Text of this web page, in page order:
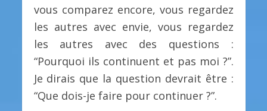
vous comparez encore, vous regardez
les autres avec envie, vous regardez
les autres avec des questions :
“Pourquoi ils continuent et pas moi ?”.
Je dirais que la question devrait être :
“Que dois-je faire pour continuer ?”.